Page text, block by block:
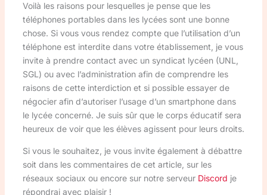
Voilà les raisons pour lesquelles je pense que les
téléphones portables dans les lycées sont une bonne
chose. Si vous vous rendez compte que l’utilisation d’un
téléphone est interdite dans votre établissement, je vous
invite à prendre contact avec un syndicat lycéen (UNL,
SGL) ou avec l’administration afin de comprendre les
raisons de cette interdiction et si possible essayer de
négocier afin d’autoriser l’usage d’un smartphone dans
le lycée concerné. Je suis sûr que le corps éducatif sera
heureux de voir que les élèves agissent pour leurs droits.
Si vous le souhaitez, je vous invite également à débattre
soit dans les commentaires de cet article, sur les
réseaux sociaux ou encore sur notre serveur Discord je
répondrai avec plaisir !